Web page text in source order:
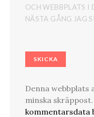
OCH WEBBPLATS I
NÄSTA GÅNG JAG
Denna webbplats
minska skräppost.
kommentarsdata